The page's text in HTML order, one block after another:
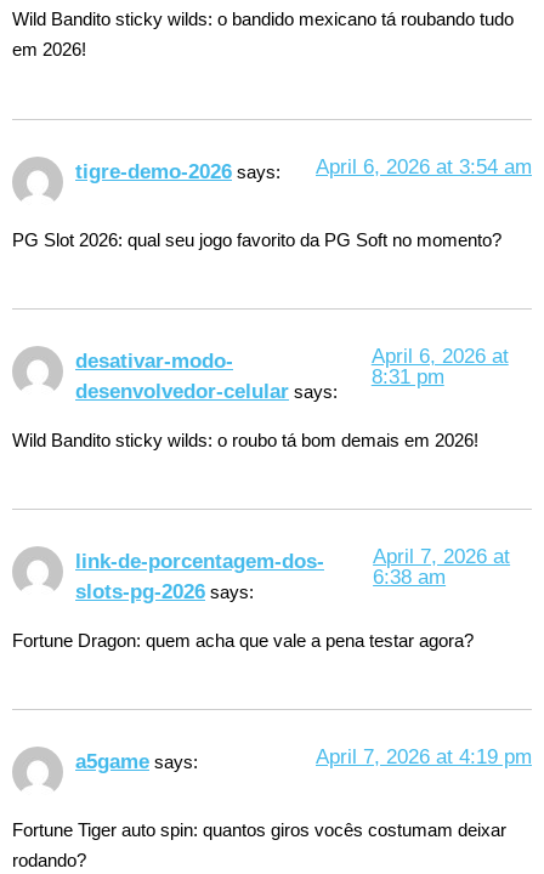
Wild Bandito sticky wilds: o bandido mexicano tá roubando tudo
em 2026!
tigre-demo-2026 says: April 6, 2026 at 3:54 am
PG Slot 2026: qual seu jogo favorito da PG Soft no momento?
desativar-modo-
desenvolvedor-celular says:
April 6, 2026 at
8:31 pm
Wild Bandito sticky wilds: o roubo tá bom demais em 2026!
link-de-porcentagem-dos-
slots-pg-2026 says:
April 7, 2026 at
6:38 am
Fortune Dragon: quem acha que vale a pena testar agora?
a5game says: April 7, 2026 at 4:19 pm
Fortune Tiger auto spin: quantos giros vocês costumam deixar
rodando?